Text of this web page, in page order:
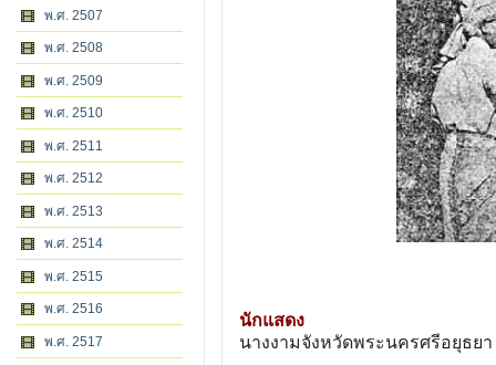
พ.ศ. 2507
พ.ศ. 2508
พ.ศ. 2509
พ.ศ. 2510
พ.ศ. 2511
พ.ศ. 2512
พ.ศ. 2513
พ.ศ. 2514
พ.ศ. 2515
พ.ศ. 2516
พ.ศ. 2517
นักแสดง
นางงามจังหวัดพระนครศรีอยุธยา